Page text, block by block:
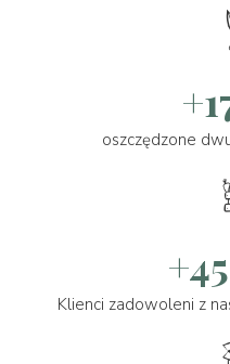
oszczędzone
Klienci zadowoleni z